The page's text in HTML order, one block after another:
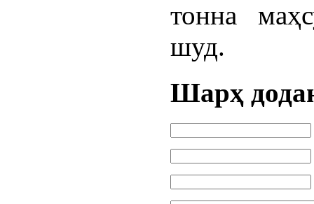
тонна
шуд.
Шарҳ